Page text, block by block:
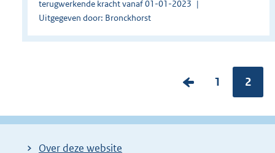
terugwerkende kracht vanaf 01-01-2023
Uitgegeven door: Bronckhorst
V
r
P
g
1 2
Over deze website